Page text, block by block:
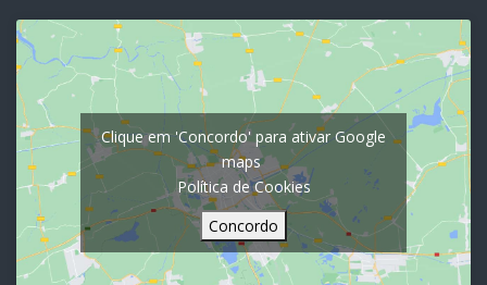
Clique em 'Concordo' para ativar Google
maps
Política de Cookies
Concordo